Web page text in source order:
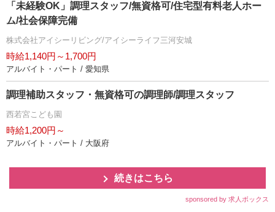
「未経験OK」調理スタッフ/無資格可/住宅型有料老人ホー
ム/社会保障完備
株式会社アイシーリビング/アイシーライフ三河安城
時給1,140円～1,700円
アルバイト・パート / 愛知県
調理補助スタッフ・無資格可の調理師/調理スタッフ
西若宮こども園
時給1,200円～
アルバイト・パート / 大阪府
続きはこちら
sponsored by 求人ボックス